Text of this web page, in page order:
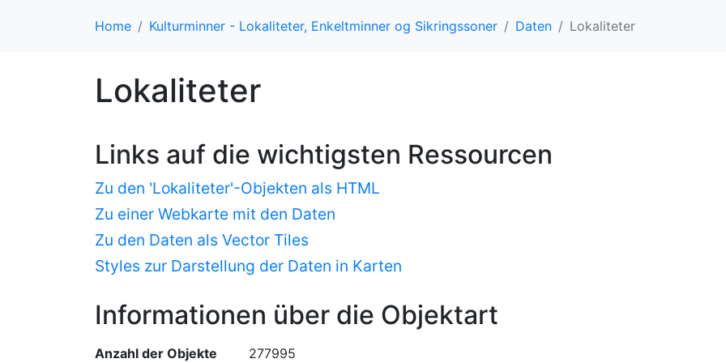
Home Kulturminner - Lokaliteter, Enkeltminner og Sikringssoner Daten Lokaliteter
Lokaliteter
Links auf die wichtigsten Ressourcen
Zu den 'Lokaliteter'-Objekten als HTML
Zu einer Webkarte mit den Daten
Zu den Daten als Vector Tiles
Styles zur Darstellung der Daten in Karten
Informationen über die Objektart
Anzahl der Objekte 277995